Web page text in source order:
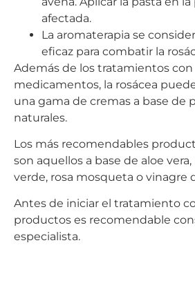
afectada.
La aromaterapia se
eficaz para combatir la
Además de los tratamientos con
medicamentos, la rosácea
una gama de cremas a base de
naturales.
Los más recomendables
son aquellos a base de aloe
verde, rosa mosqueta o vinagre
Antes de iniciar el tratamiento
productos es recomendable
especialista.